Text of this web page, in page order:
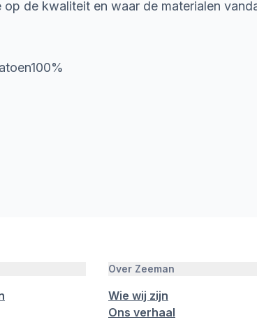
de kwaliteit en waar de materialen
Over Zeeman
Wie wij zijn
Ons verhaal